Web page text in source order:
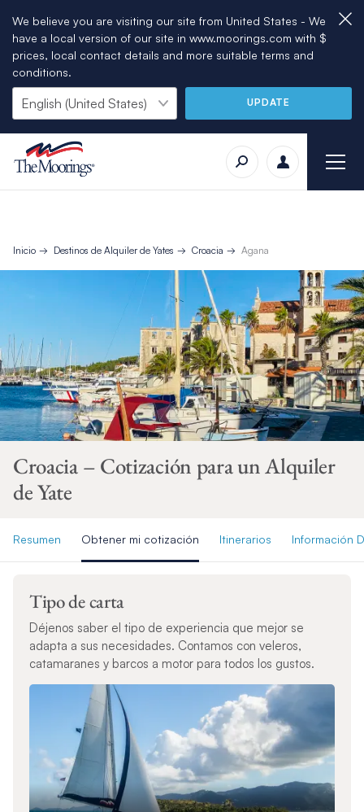
We believe you are visiting our site from United States - We
have a local version of our site in www.moorings.com with $
prices, local contact details and more suitable terms and
conditions.
UPDATE
Inicio Destinos de Alquiler de Yates Croacia Agana
Croacia – Cotización para un Alquiler
de Yate
Resumen Obtener mi cotización Itinerarios Información
Tipo de carta
Déjenos saber el tipo de experiencia que mejor se
adapta a sus necesidades. Contamos con veleros,
catamaranes y barcos a motor para todos los gustos.